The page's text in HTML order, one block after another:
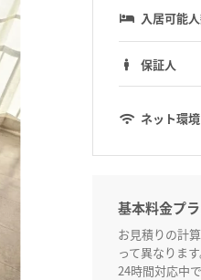
入居可能
保証人
ネット環境
基本料金プ
お見積りの計
って異なりま
24時間対応中で